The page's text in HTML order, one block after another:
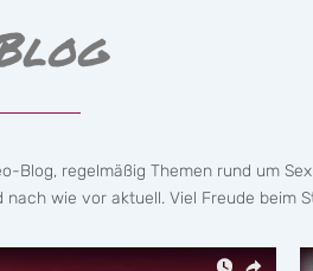
Blog, regelmäßig Themen rund um
wie vor aktuell. Viel Freude beim